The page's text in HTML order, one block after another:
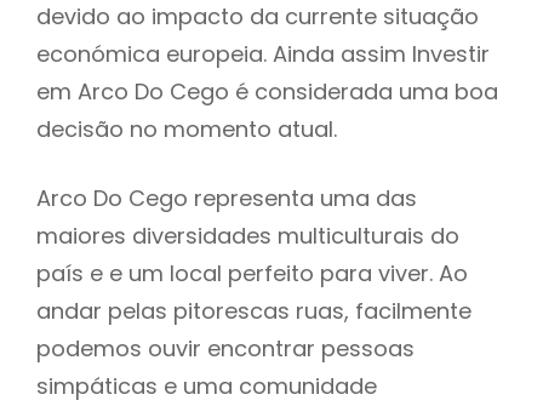
devido ao impacto da currente situação
económica europeia. Ainda assim Investir
em Arco Do Cego é considerada uma boa
decisão no momento atual.
Arco Do Cego representa uma das
maiores diversidades multiculturais do
país e e um local perfeito para viver. Ao
andar pelas pitorescas ruas, facilmente
podemos ouvir encontrar pessoas
simpáticas e uma comunidade